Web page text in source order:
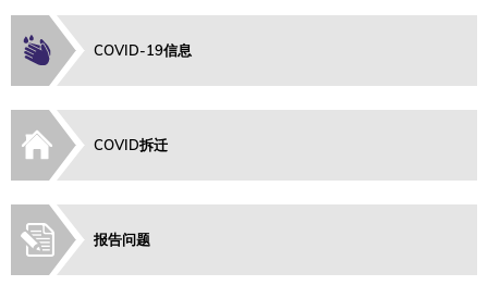
COVID-19信息
COVID拆迁
报告问题